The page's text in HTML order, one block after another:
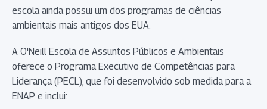
escola ainda possui um dos programas de ciências
ambientais mais antigos dos EUA.
A O'Neill Escola de Assuntos Públicos e Ambientais
oferece o Programa Executivo de Competências para
Liderança (PECL), que foi desenvolvido sob medida para a
ENAP e inclui: